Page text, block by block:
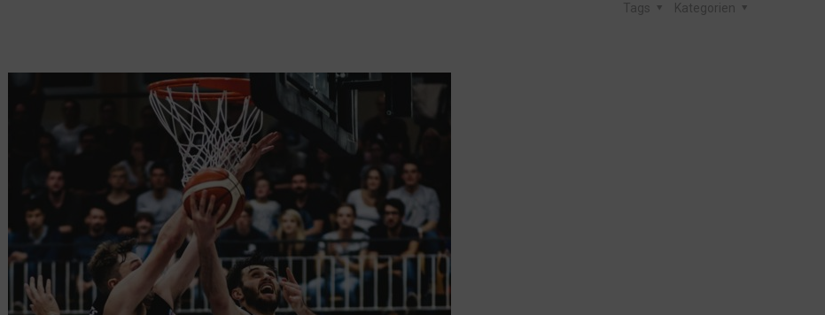
Kategorien
Tags